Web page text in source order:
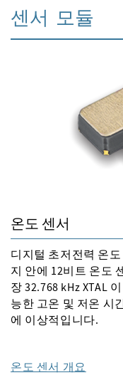
센서 모듈
온도 센서
디지털 초저전력 온
지 안에 12비트 온도
장 32.768 kHz XTAL
능한 고온 및 저온 시
에 이상적입니다.
온도 센서 개요